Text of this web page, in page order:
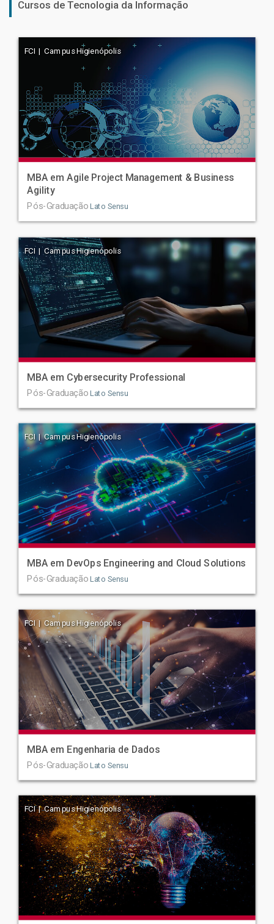
Cursos de Tecnologia da Informação
FCI | Campus Higienópolis
MBA em Agile Project Management & Business
Agility
Pós-Graduação Lato Sensu
FCI | Campus Higienópolis
MBA em Cybersecurity Professional
Pós-Graduação Lato Sensu
FCI | Campus Higienópolis
MBA em DevOps Engineering and Cloud Solutions
Pós-Graduação Lato Sensu
FCI | Campus Higienópolis
MBA em Engenharia de Dados
Pós-Graduação Lato Sensu
FCI | Campus Higienópolis